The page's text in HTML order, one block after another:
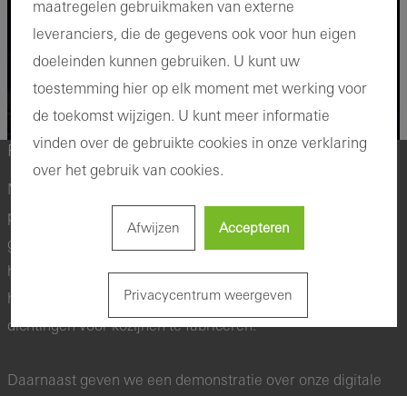
Partnerbezoeken in oktober 2025
Met de demo wagen zijn we perfect uitgerust om onze
partners gedetailleerde inzichten in onze producten te
geven en persoonlijk te adviseren. Onze partners krijgen
hiermee een unieke kans om de innovatieve processen van
het inkorten van onze sluitstangen en om maatwerk
dichtingen voor kozijnen te fabriceren.
Daarnaast geven we een demonstratie over onze digitale
maatregelen gebruikmaken van externe
leveranciers, die de gegevens ook voor hun eigen
doeleinden kunnen gebruiken. U kunt uw
toestemming hier op elk moment met werking voor
de toekomst wijzigen. U kunt meer informatie
vinden over de gebruikte cookies in onze verklaring
over het gebruik van cookies.
Afwijzen Accepteren
Privacycentrum weergeven